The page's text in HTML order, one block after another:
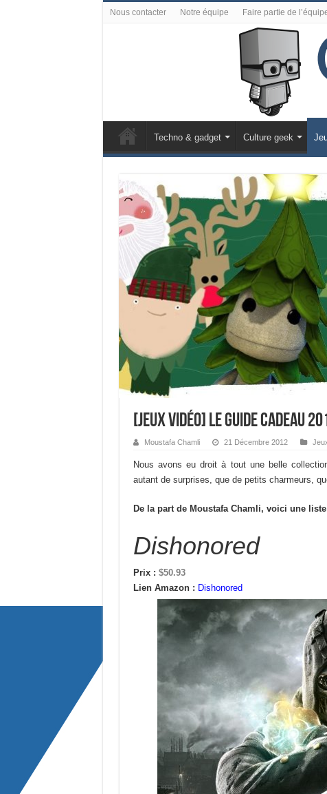
Nous contacter Notre équipe Faire partie de
Techno & gadget Culture geek
[Jeux Vidéo] Le guide cadeau
Moustafa Chamli 21 Décembre 2012
Nous avons eu droit à tout une belle
autant de surprises, que de petits charmeurs,
De la part de Moustafa Chamli, voici une
Dishonored
Prix : $50.93
Lien Amazon : Dishonored